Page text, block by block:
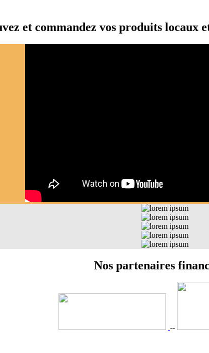
et commandez vos produits locaux
Nos partenaires
--